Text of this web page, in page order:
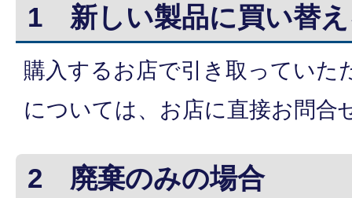
1 新しい製品に買い替
購入するお店で引き取っていた
については、お店に直接お問合
2 廃棄のみの場合